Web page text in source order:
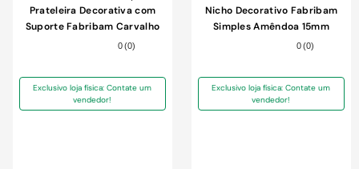
Prateleira Decorativa com
Suporte Fabribam Carvalho
60x24x2,5cm
0 (0)
Exclusivo loja física: Contate um
vendedor!
Nicho Decorativo Fabribam
Simples Amêndoa 15mm
0 (0)
Exclusivo loja física: Contate um
vendedor!